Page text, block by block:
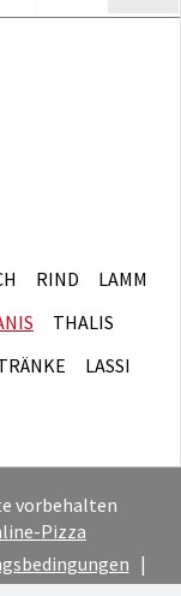
RIND
LAMM
THALIS
LASSI
vorbehalten
Pizza
|